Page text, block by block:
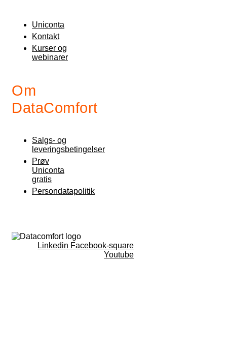
Uniconta
Kontakt
Kurser og
webinarer
Om
DataComfort
Salgs- og
leveringsbetingelser
Prøv
Uniconta
gratis
Persondatapolitik
Linkedin Facebook-square
Youtube